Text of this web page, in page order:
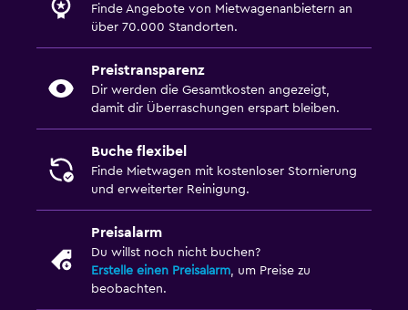
Finde Angebote von Mietwagenanbietern an
über 70.000 Standorten.
Preistransparenz
Dir werden die Gesamtkosten angezeigt,
damit dir Überraschungen erspart bleiben.
Buche flexibel
Finde Mietwagen mit kostenloser Stornierung
und erweiterter Reinigung.
Preisalarm
Du willst noch nicht buchen?
Erstelle einen Preisalarm, um Preise zu
beobachten.